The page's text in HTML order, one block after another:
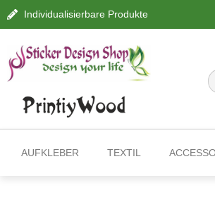
Individualisierbare Produkte
AUFKLEBER TEXTIL